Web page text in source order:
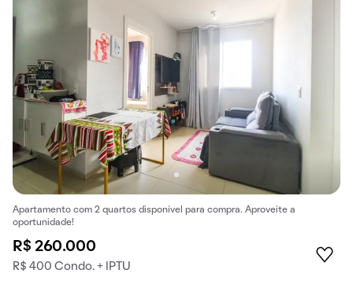
Apartamento com 2 quartos disponível para compra. Aproveite a
oportunidade!
R$ 260.000
R$ 400 Condo. + IPTU